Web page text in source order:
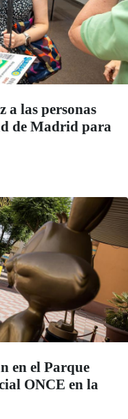
a las personas
de Madrid para
en el Parque
ONCE en la